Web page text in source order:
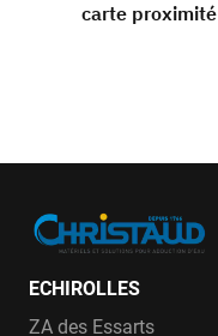
carte proximité
ECHIROLLES
ZA des Essarts